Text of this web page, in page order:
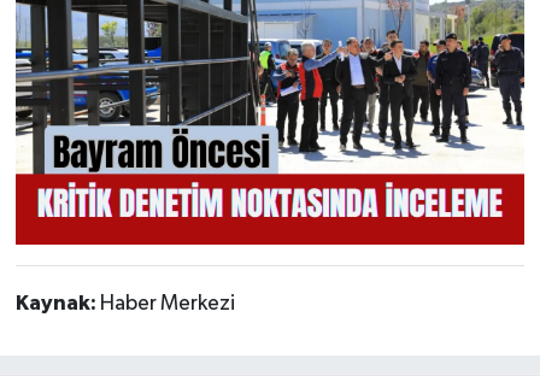
Kaynak: Haber Merkezi